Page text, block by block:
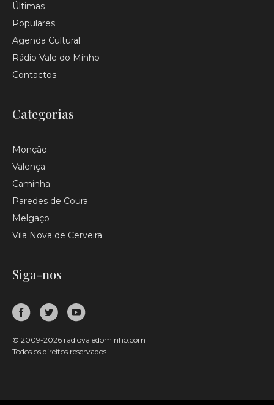
Últimas
Populares
Agenda Cultural
Rádio Vale do Minho
Contactos
Categorias
Monção
Valença
Caminha
Paredes de Coura
Melgaço
Vila Nova de Cerveira
Siga-nos
© 2009-2026 radiovaledominho.com
Todos os direitos reservados